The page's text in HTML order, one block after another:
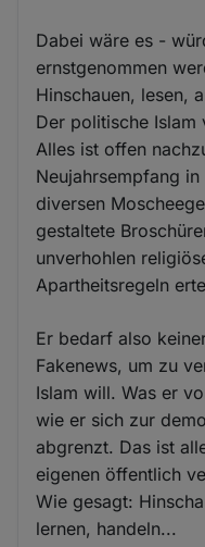
Dabei wäre es -
ernstgenommen
Hinschauen, lesen,
Der politische Islam
Alles ist offen
Neujahrsempfang
diversen
gestaltete
unverhohlen
Apartheitsregeln
Er bedarf also
Fakenews, um zu
Islam will. Was er
wie er sich zur
abgrenzt. Das ist
eigenen öffentlich
Wie gesagt:
lernen, handeln...